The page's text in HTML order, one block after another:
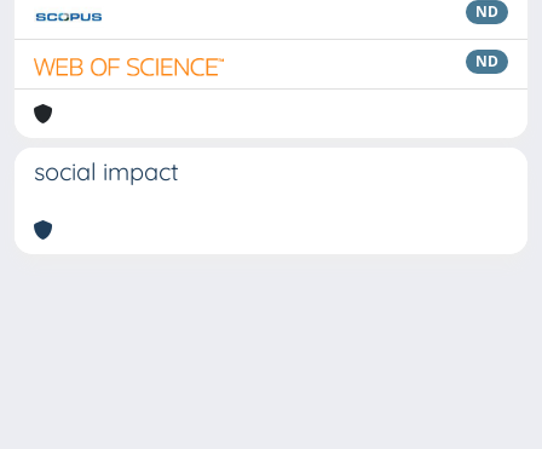
ND
ND
social impact